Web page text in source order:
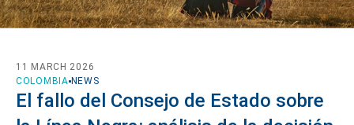
COLOMBIA NEWS
11 MARCH 2026
El fallo del Consejo de Estado sobre